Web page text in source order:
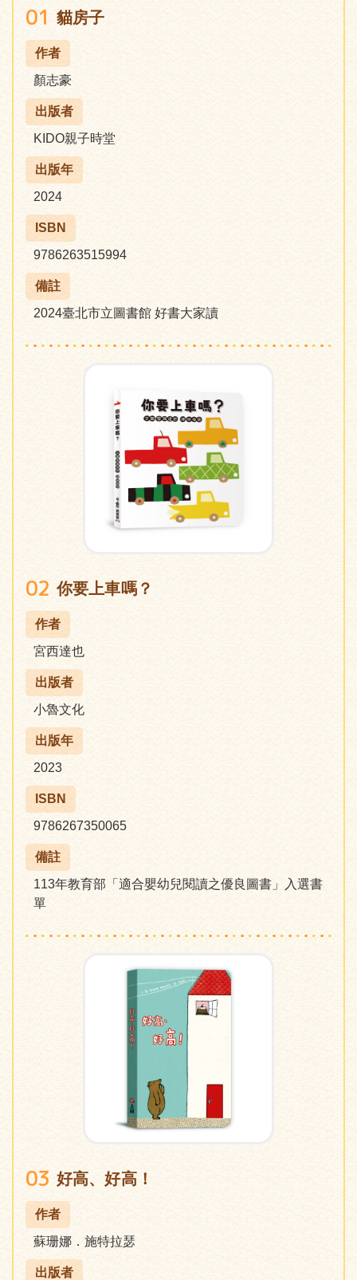
01 貓房子
作者
顏志豪
出版者
KIDO親子時堂
出版年
2024
ISBN
9786263515994
備註
2024臺北市立圖書館 好書大家讀
02 你要上車嗎？
作者
宮西達也
出版者
小魯文化
出版年
2023
ISBN
9786267350065
備註
113年教育部「適合嬰幼兒閱讀之優良圖書」入選書
單
03 好高、好高！
作者
蘇珊娜．施特拉瑟
出版者